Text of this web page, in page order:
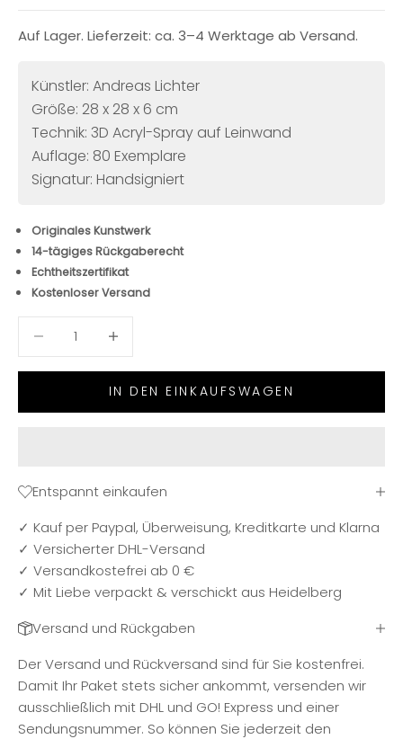
Auf Lager. Lieferzeit: ca. 3–4 Werktage ab Versand.
Künstler: Andreas Lichter
Größe: 28 x 28 x 6 cm
Technik: 3D Acryl-Spray auf Leinwand
Auflage: 80 Exemplare
Signatur: Handsigniert
Originales Kunstwerk
14-tägiges Rückgaberecht
Echtheitszertifikat
Kostenloser Versand
IN DEN EINKAUFSWAGEN
Entspannt einkaufen
✓ Kauf per Paypal, Überweisung, Kreditkarte und Klarna
✓ Versicherter DHL-Versand
✓ Versandkostefrei ab 0 €
✓ Mit Liebe verpackt & verschickt aus Heidelberg
Versand und Rückgaben
Der Versand und Rückversand sind für Sie kostenfrei.
Damit Ihr Paket stets sicher ankommt, versenden wir
ausschließlich mit DHL und GO! Express und einer
Sendungsnummer. So können Sie jederzeit den